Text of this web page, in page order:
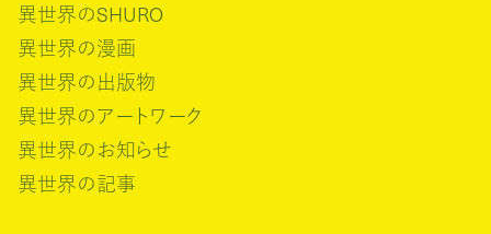
異世界のSHURO
異世界の漫画
異世界の出版物
異世界のアートワーク
異世界のお知らせ
異世界の記事